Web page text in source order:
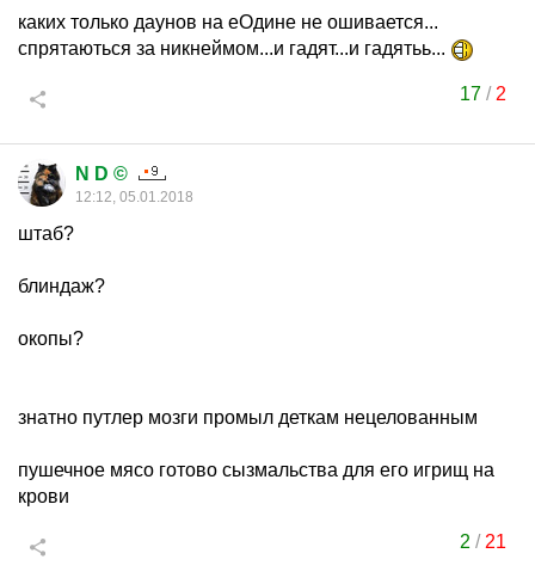
каких только даунов на еОдине не ошивается...
спрятаються за никнеймом...и гадят...и гадятьь...
17 / 2
N D ©
12:12, 05.01.2018
штаб?
блиндаж?
окопы?
знатно путлер мозги промыл деткам нецелованным
пушечное мясо готово сызмальства для его игрищ на
крови
2 / 21